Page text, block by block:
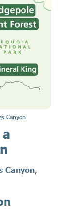
Canyon
Canyon,